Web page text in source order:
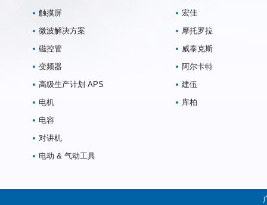
触摸屏
微波解决方案
磁控管
变频器
高级生产计划 APS
电机
电容
对讲机
电动 & 气动工具
宏佳
摩托罗拉
威泰克斯
阿尔卡特
建伍
库柏